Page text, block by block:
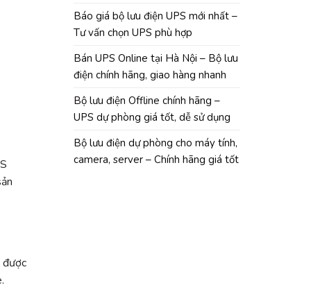
được
Báo giá bộ lưu điện UPS mới nhất –
Tư vấn chọn UPS phù hợp
Bán UPS Online tại Hà Nội – Bộ lưu
điện chính hãng, giao hàng nhanh
Bộ lưu điện Offline chính hãng –
UPS dự phòng giá tốt, dễ sử dụng
Bộ lưu điện dự phòng cho máy tính,
camera, server – Chính hãng giá tốt